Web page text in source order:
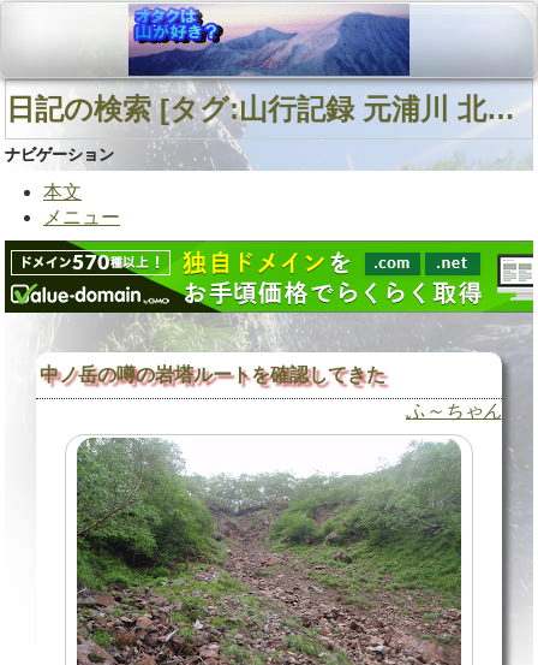
日記の検索 [タグ:山行記録 元浦川 北海道中南部 中ノ岳南西面沢] 01～03(03件中)
ナビゲーション
本文
メニュー
中ノ岳の噂の岩塔ルートを確認してきた
ふ～ちゃん